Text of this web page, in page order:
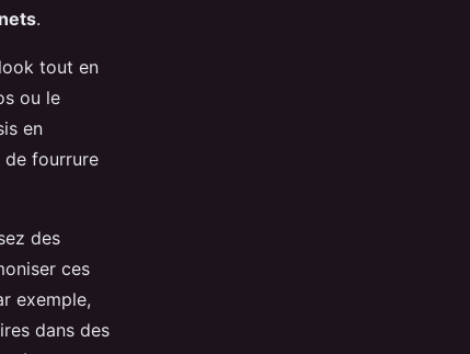
.
tout en
ou le
en
de fourrure
des
ces
exemple,
dans des